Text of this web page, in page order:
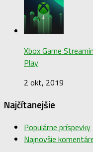
Xbox Game
Play
2 okt, 2019
Najčítanejšie
Populárne príspevky
Najnovšie